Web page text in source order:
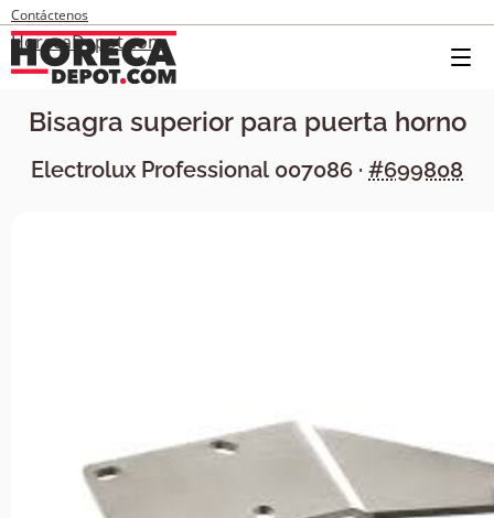
Contáctenos
HorecaDepot.com
Bisagra superior para puerta horno
Electrolux Professional 007086 · #699808